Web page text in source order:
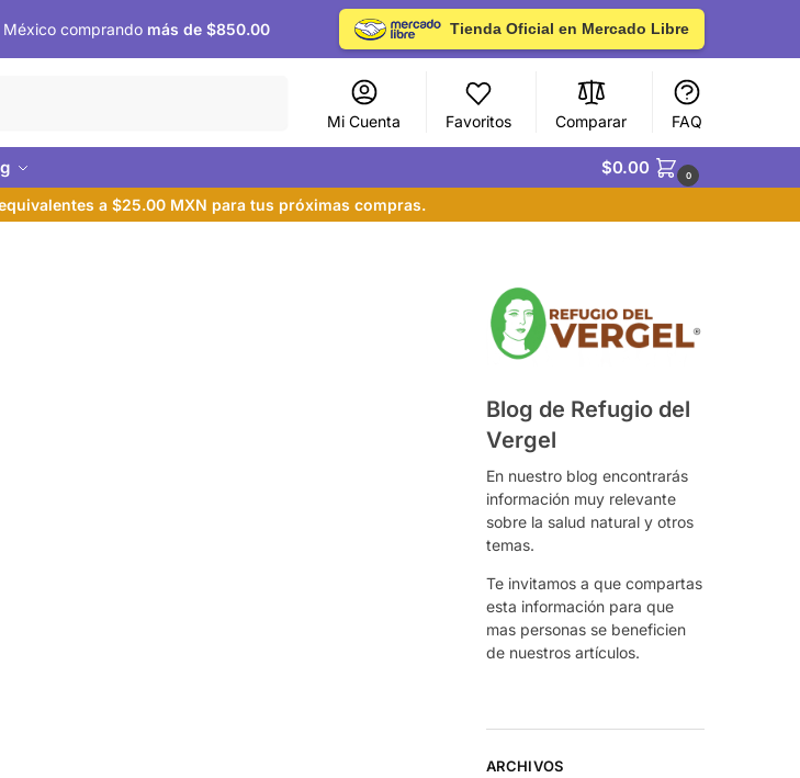
México comprando más de $850.00 Tienda Oficial en Mercado Libre
Mi Cuenta Favoritos Comparar FAQ
$0.00 0
a $25.00 MXN para tus próximas compras.
Blog de Refugio del
Vergel
En nuestro blog encontrarás
información muy relevante
sobre la salud natural y otros
temas.
Te invitamos a que compartas
esta información para que
mas personas se beneficien
de nuestros artículos.
ARCHIVOS